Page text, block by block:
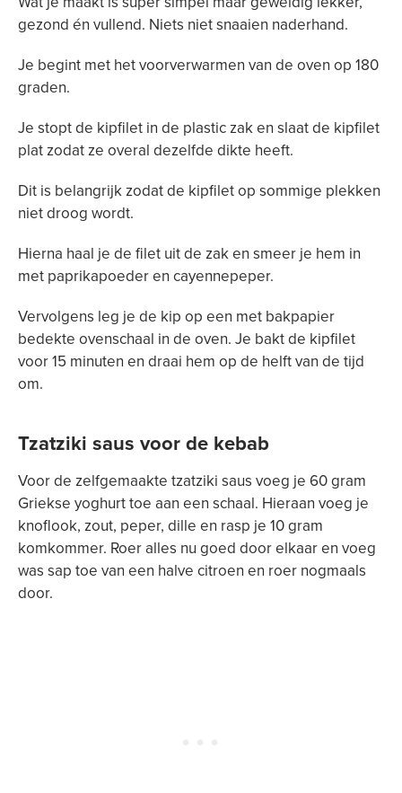
gezond én vullend. Niets niet snaaien naderhand.
Je begint met het voorverwarmen van de oven op 180
graden.
Je stopt de kipfilet in de plastic zak en slaat de kipfilet
plat zodat ze overal dezelfde dikte heeft.
Dit is belangrijk zodat de kipfilet op sommige plekken
niet droog wordt.
Hierna haal je de filet uit de zak en smeer je hem in
met paprikapoeder en cayennepeper.
Vervolgens leg je de kip op een met bakpapier
bedekte ovenschaal in de oven. Je bakt de kipfilet
voor 15 minuten en draai hem op de helft van de tijd
om.
Tzatziki saus voor de kebab
Voor de zelfgemaakte tzatziki saus voeg je 60 gram
Griekse yoghurt toe aan een schaal. Hieraan voeg je
knoflook, zout, peper, dille en rasp je 10 gram
komkommer. Roer alles nu goed door elkaar en voeg
was sap toe van een halve citroen en roer nogmaals
door.